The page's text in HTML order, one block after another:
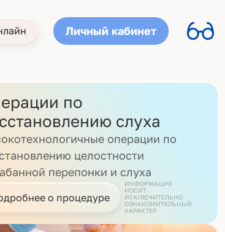
Личный кабинет
по
слуха
операции по
целостности
перепонки и слуха
о процедуре
ИНФОРМАЦИЯ
НОСИТ
ИСКЛЮЧИТЕЛЬНО
ОЗНАКОМИТЕЛЬНЫЙ
ХАРАКТЕР